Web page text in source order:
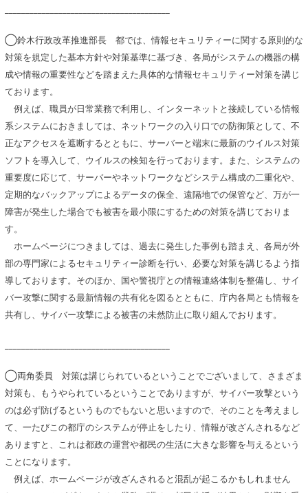
◯鈴木行政改革推進部長 都では、情報セキュリティーに関する原則的な
対策を規定した基本方針や対策基準に基づき、各局がシステムの機器の構
成や情報の重要性などを踏まえた具体的な情報セキュリティー対策を講じ
ております。
例えば、職員が日常業務で利用し、インターネットと接続している情報
系システムにおきましては、ネットワークの入り口での防御策として、不
正なアクセスを遮断するとともに、サーバーと端末に最新のウイルス対策
ソフトを導入して、ウイルスの検知を行っております。また、システムの
重要度に応じて、サーバーやネットワークなどシステム構成の二重化や、
定期的なバックアップによるデータの保全、遠隔地での保管など、万が一
障害が発生した場合でも被害を最小限にするための対策を講じておりま
す。
ホームページにつきましては、過去に発生した事例も踏まえ、各局が外
部の専門家によるセキュリティー診断を行い、必要な対策を講じるよう指
導しております。そのほか、国や警視庁との情報連絡体制を整備し、サイ
バー攻撃に関する最新情報の共有化を図るとともに、庁内各局とも情報を
共有し、サイバー攻撃による被害の未然防止に取り組んでおります。
◯両角委員 対策は講じられているということでございまして、さまざま
対策も、もうやられているということでありますが、サイバー攻撃という
のは必ず防げるというものでもないと思いますので、そのことを考えまし
て、一たびこの都庁のシステムが停止をしたり、情報が改ざんされるなど
ありますと、これは都政の運営や都民の生活に大きな影響を与えるという
ことになります。
例えば、ホームページが改ざんされると混乱が起こるかもしれません